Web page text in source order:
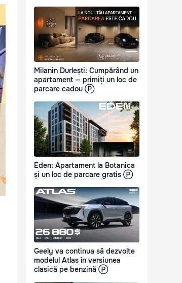
Milanin Durlești: Cumpărând un
apartament — primiți un loc de
parcare cadou Ⓟ
Eden: Apartament la Botanica
și un loc de parcare gratis Ⓟ
Geely va continua să dezvolte
modelul Atlas în versiunea
clasică pe benzină Ⓟ